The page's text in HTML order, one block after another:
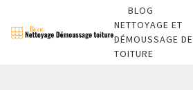
BLOG
NETTOYAGE ET
DÉMOUSSAGE DE
TOITURE